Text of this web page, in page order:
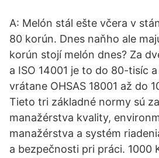
A: Melón stál ešte včera v
80 korún. Dnes naňho ale
korún stojí melón dnes? Za
a ISO 14001 je to do 80-tisíc
vrátane OHSAS 18001 až do
Tieto tri základné normy sú
manažérstva kvality,
manažérstva a systém
a bezpečnosti pri práci. 1000